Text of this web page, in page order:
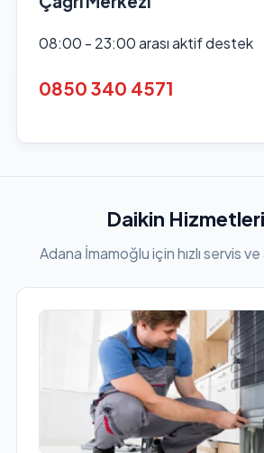
08:00 - 23:00 arası aktif destek
0850 340 4571
Daikin
Adana İmamoğlu için hızlı servis